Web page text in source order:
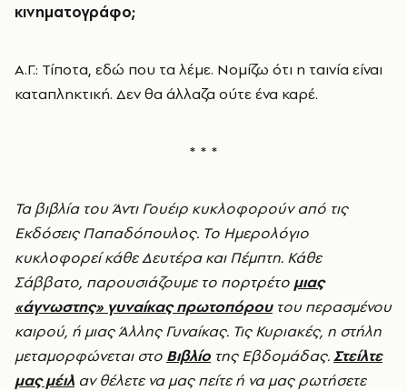
κινηματογράφο;
Α.Γ.: Τίποτα, εδώ που τα λέμε. Νομίζω ότι η ταινία είναι
καταπληκτική. Δεν θα άλλαζα ούτε ένα καρέ.
* * *
Τα βιβλία του Άντι Γουέιρ κυκλοφορούν από τις
Εκδόσεις Παπαδόπουλος. Το Ημερολόγιο
κυκλοφορεί κάθε Δευτέρα και Πέμπτη. Κάθε
Σάββατο, παρουσιάζουμε το πορτρέτο μιας
«άγνωστης» γυναίκας πρωτοπόρουτου περασμένου
καιρού, ή μιας Άλλης Γυναίκας. Τις Κυριακές, η στήλη
μεταμορφώνεται στο Βιβλίο της Εβδομάδας.Στείλτε
μας μέιλ αν θέλετε να μας πείτε ή να μας ρωτήσετε